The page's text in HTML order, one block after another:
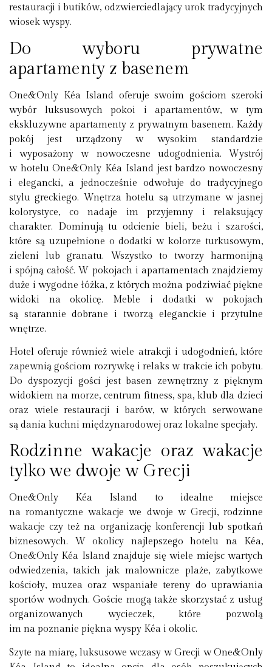
restauracji i butików, odzwierciedlający urok tradycyjnych
wiosek wyspy.
Do wyboru prywatne
apartamenty z basenem
One&Only Kéa Island oferuje swoim gościom szeroki
wybór luksusowych pokoi i apartamentów, w tym
ekskluzywne apartamenty z prywatnym basenem. Każdy
pokój jest urządzony w wysokim standardzie
i wyposażony w nowoczesne udogodnienia. Wystrój
w hotelu One&Only Kéa Island jest bardzo nowoczesny
i elegancki, a jednocześnie odwołuje do tradycyjnego
stylu greckiego. Wnętrza hotelu są utrzymane w jasnej
kolorystyce, co nadaje im przyjemny i relaksujący
charakter. Dominują tu odcienie bieli, beżu i szarości,
które są uzupełnione o dodatki w kolorze turkusowym,
zieleni lub granatu. Wszystko to tworzy harmonijną
i spójną całość. W pokojach i apartamentach znajdziemy
duże i wygodne łóżka, z których można podziwiać piękne
widoki na okolicę. Meble i dodatki w pokojach
są starannie dobrane i tworzą eleganckie i przytulne
wnętrze.
Hotel oferuje również wiele atrakcji i udogodnień, które
zapewnią gościom rozrywkę i relaks w trakcie ich pobytu.
Do dyspozycji gości jest basen zewnętrzny z pięknym
widokiem na morze, centrum fitness, spa, klub dla dzieci
oraz wiele restauracji i barów, w których serwowane
są dania kuchni międzynarodowej oraz lokalne specjały.
Rodzinne wakacje oraz wakacje
tylko we dwoje w Grecji
One&Only Kéa Island to idealne miejsce
na romantyczne wakacje we dwoje w Grecji, rodzinne
wakacje czy też na organizację konferencji lub spotkań
biznesowych. W okolicy najlepszego hotelu na Kéa,
One&Only Kéa Island znajduje się wiele miejsc wartych
odwiedzenia, takich jak malownicze plaże, zabytkowe
kościoły, muzea oraz wspaniałe tereny do uprawiania
sportów wodnych. Goście mogą także skorzystać z usług
organizowanych wycieczek, które pozwolą
im na poznanie piękna wyspy Kéa i okolic.
Szyte na miarę, luksusowe wczasy w Grecji w One&Only